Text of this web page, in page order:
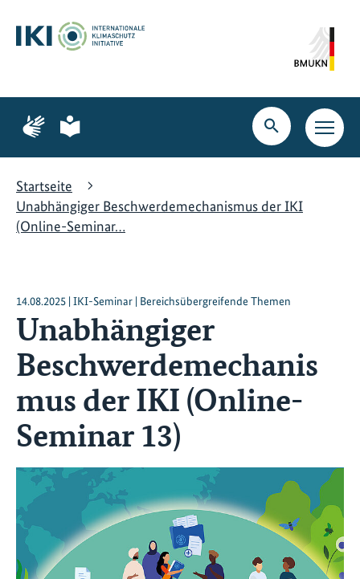
Hauptinhalt
springen
Suche
springen
Hauptnavigation
springen
Zur
Seite
Gebärdensprache
Zur
Seite
leichte
Suche
öffnen
Startseite
Unabhängiger Beschwerdemechanismus der IKI
(Online-Seminar…
14.08.2025 | IKI-Seminar | Bereichsübergreifende Themen
Unabhängiger
Beschwerdemechanis
mus der IKI (Online-
Seminar 13)